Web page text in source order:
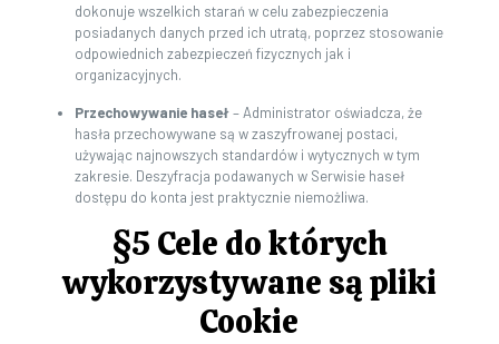
dokonuje wszelkich starań w celu zabezpieczenia
posiadanych danych przed ich utratą, poprzez stosowanie
odpowiednich zabezpieczeń fizycznych jak i
organizacyjnych.
Przechowywanie haseł– Administrator oświadcza, że
hasła przechowywane są w zaszyfrowanej postaci,
używając najnowszych standardów i wytycznych w tym
zakresie. Deszyfracja podawanych w Serwisie haseł
dostępu do konta jest praktycznie niemożliwa.
§5 Cele do których
wykorzystywane są pliki
Cookie